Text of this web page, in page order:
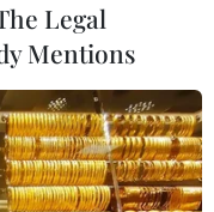
khẩu dầu
khẩu dầu thô của
Legal
Mentions